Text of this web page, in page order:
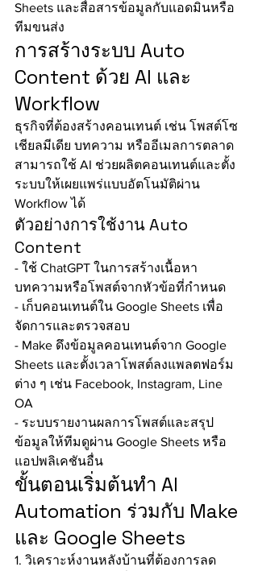
Sheets และสื่อสารข้อมูลกับแอดมินหรือ
ทีมขนส่ง
การสร้างระบบ Auto
Content ด้วย AI และ
Workflow
ธุรกิจที่ต้องสร้างคอนเทนต์ เช่น โพสต์โซ
เชียลมีเดีย บทความ หรืออีเมลการตลาด
สามารถใช้ AI ช่วยผลิตคอนเทนต์และตั้ง
ระบบให้เผยแพร่แบบอัตโนมัติผ่าน
Workflow ได้
ตัวอย่างการใช้งาน Auto
Content
- ใช้ ChatGPT ในการสร้างเนื้อหา
บทความหรือโพสต์จากหัวข้อที่กำหนด
- เก็บคอนเทนต์ใน Google Sheets เพื่อ
จัดการและตรวจสอบ
- Make ดึงข้อมูลคอนเทนต์จาก Google
Sheets และตั้งเวลาโพสต์ลงแพลตฟอร์ม
ต่าง ๆ เช่น Facebook, Instagram, Line
OA
- ระบบรายงานผลการโพสต์และสรุป
ข้อมูลให้ทีมดูผ่าน Google Sheets หรือ
แอปพลิเคชันอื่น
ขั้นตอนเริ่มต้นทำ AI
Automation ร่วมกับ Make
และ Google Sheets
1. วิเคราะห์งานหลังบ้านที่ต้องการลด